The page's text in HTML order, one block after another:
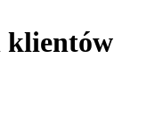
klientów